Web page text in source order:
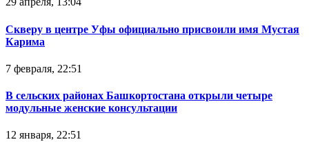
Скверу в центре Уфы официально присвоили имя Мустая
Карима
7 февраля, 22:51
В сельских районах Башкортостана открыли четыре
модульные женские консультации
12 января, 22:51